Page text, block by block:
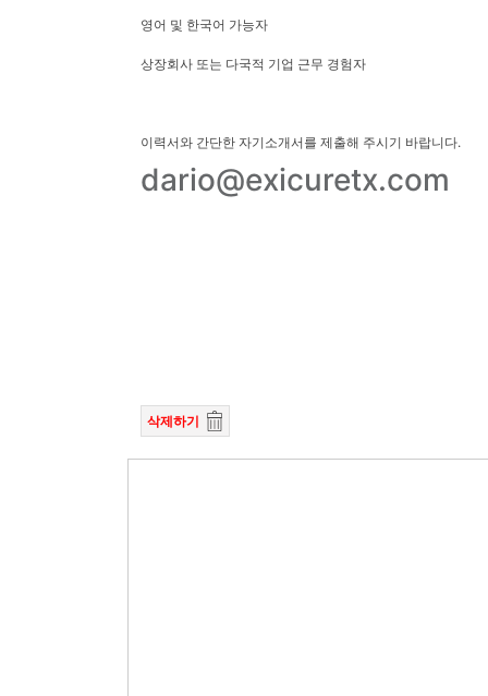
영어 및 한국어 가능자
상장회사 또는 다국적 기업 근무 경험자
이력서와 간단한 자기소개서를 제출해 주시기 바랍니다.
dario@exicuretx.com
삭제하기